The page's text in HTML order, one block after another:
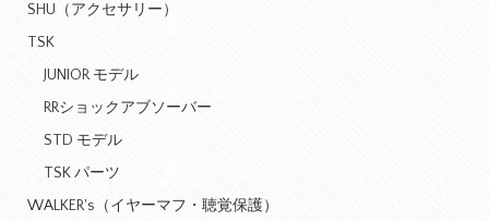
SHU（アクセサリー）
TSK
JUNIOR モデル
RRショックアブソーバー
STD モデル
TSK パーツ
WALKER's（イヤーマフ・聴覚保護）